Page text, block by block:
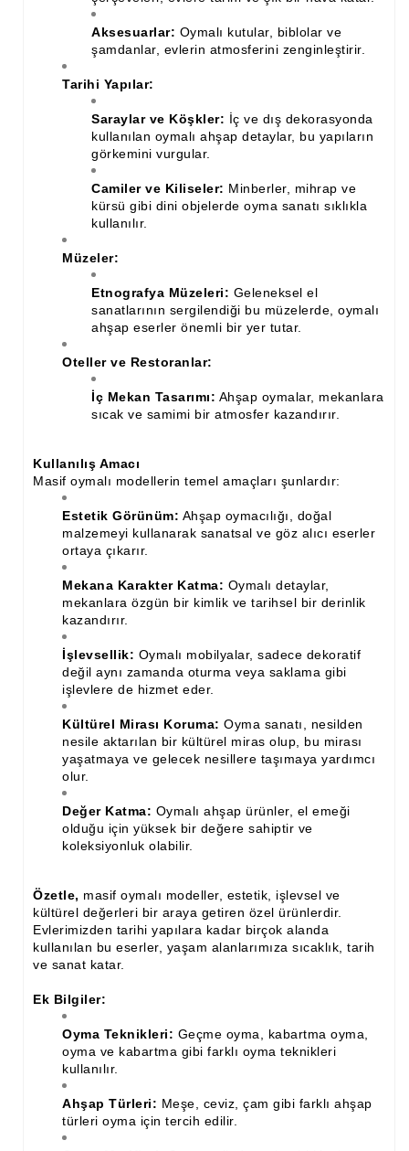
Ahşap Merdiven Küpeşte Korkuluk İmalatı
Muz Dilimi Rozet, Piramit İmalatı, Modelleri
Ahşap Oymalı Dekoratif Köşe İmalatı, Modelleri
Ahşap Saçak Çıta İmalatı Modelleri
Ahşap Korniş Modelleri
Havalı ve Estetik Dekoratif Ürün İmalatı, Modelleri
Ham Ahşap Avangard Dolap Koltuk Ayak İmalatı Modelleri
Ham Ahşap Avangard Masa Ayakları İmalatı Modelleri
Ham Ahşap Avangard Sehpa, Sandalye, Puf Ayakları İmalatı,
Aksesuarlar: Oymalı kutular, biblolar ve
şamdanlar, evlerin atmosferini zenginleştirir.
Tarihi Yapılar:
Saraylar ve Köşkler: İç ve dış dekorasyonda
kullanılan oymalı ahşap detaylar, bu yapıların
görkemini vurgular.
Camiler ve Kiliseler: Minberler, mihrap ve
kürsü gibi dini objelerde oyma sanatı sıklıkla
kullanılır.
Müzeler:
Etnografya Müzeleri: Geleneksel el
sanatlarının sergilendiği bu müzelerde, oymalı
ahşap eserler önemli bir yer tutar.
Oteller ve Restoranlar:
İç Mekan Tasarımı: Ahşap oymalar, mekanlara
sıcak ve samimi bir atmosfer kazandırır.
Kullanılış Amacı
Masif oymalı modellerin temel amaçları şunlardır:
Estetik Görünüm: Ahşap oymacılığı, doğal
malzemeyi kullanarak sanatsal ve göz alıcı eserler
ortaya çıkarır.
Mekana Karakter Katma: Oymalı detaylar,
mekanlara özgün bir kimlik ve tarihsel bir derinlik
kazandırır.
İşlevsellik: Oymalı mobilyalar, sadece dekoratif
değil aynı zamanda oturma veya saklama gibi
işlevlere de hizmet eder.
Kültürel Mirası Koruma: Oyma sanatı, nesilden
nesile aktarılan bir kültürel miras olup, bu mirası
yaşatmaya ve gelecek nesillere taşımaya yardımcı
olur.
Değer Katma: Oymalı ahşap ürünler, el emeği
olduğu için yüksek bir değere sahiptir ve
koleksiyonluk olabilir.
Özetle, masif oymalı modeller, estetik, işlevsel ve
kültürel değerleri bir araya getiren özel ürünlerdir.
Evlerimizden tarihi yapılara kadar birçok alanda
kullanılan bu eserler, yaşam alanlarımıza sıcaklık, tarih
ve sanat katar.
Ek Bilgiler:
Oyma Teknikleri: Geçme oyma, kabartma oyma,
oyma ve kabartma gibi farklı oyma teknikleri
kullanılır.
Ahşap Türleri: Meşe, ceviz, çam gibi farklı ahşap
türleri oyma için tercih edilir.